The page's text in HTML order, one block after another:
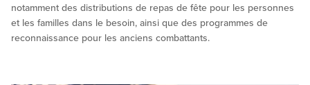
notamment des distributions de repas de fête pour les personnes
et les familles dans le besoin, ainsi que des programmes de
reconnaissance pour les anciens combattants.